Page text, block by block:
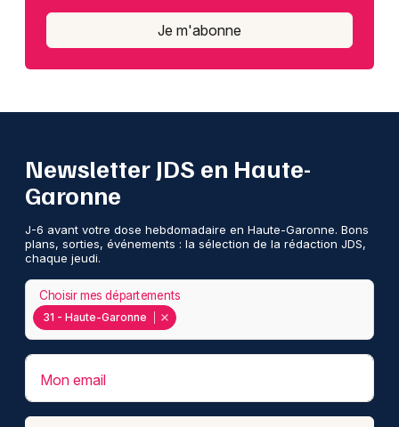
Je m'abonne
Newsletter JDS en Haute-
Garonne
J-6 avant votre dose hebdomadaire en Haute-Garonne. Bons
plans, sorties, événements : la sélection de la rédaction JDS,
chaque jeudi.
31 - Haute-Garonne
Choisir mes départements
Mon email